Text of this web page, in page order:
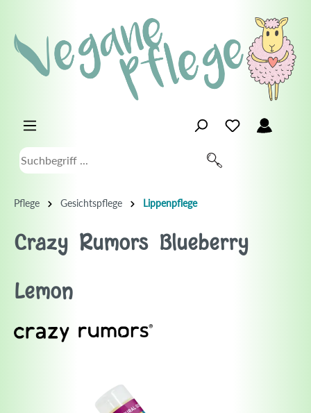
Pflege Gesichtspflege Lippenpflege
Crazy Rumors Blueberry
Lemon